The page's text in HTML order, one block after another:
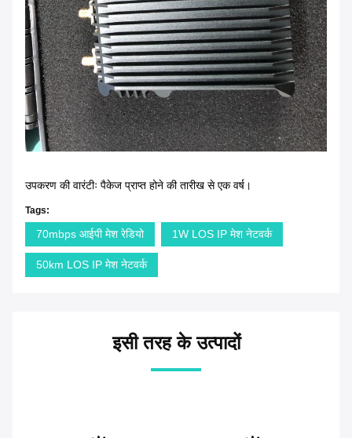
उपकरण की वारंटीः पैकेज प्राप्त होने की तारीख से एक वर्ष।
Tags:
70mbps आईपी मेश रेडियो 1W LOS IP मेश नेटवर्क
50km LOS IP मेश नेटवर्क
इसी तरह के उत्पादों